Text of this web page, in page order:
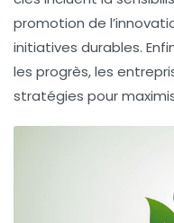
promotion de
initiatives durables.
les progrès, les
stratégies pour